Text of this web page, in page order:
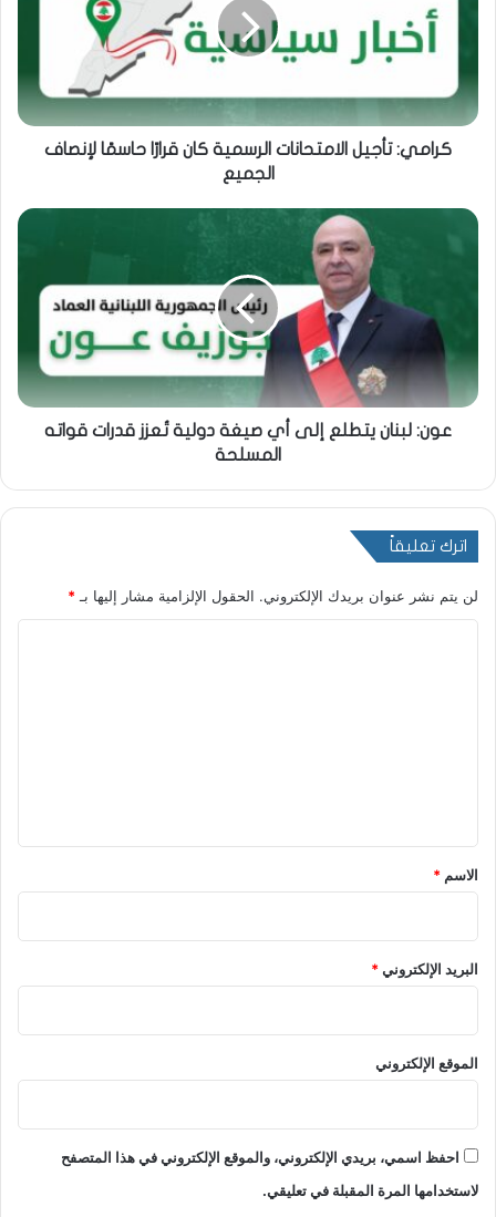
كرامي: تأجيل الامتحانات الرسمية كان قرارًا حاسمًا لإنصاف
الجميع
عون: لبنان يتطلع إلى أي صيغة دولية تُعزز قدرات قواته
المسلحة
اترك تعليقاً
لن يتم نشر عنوان بريدك الإلكتروني. الحقول الإلزامية مشار إليها بـ *
*
الاسم *
البريد الإلكتروني*
الموقع الإلكتروني
احفظ اسمي، بريدي الإلكتروني، والموقع الإلكتروني في هذا المتصفح
لاستخدامها المرة المقبلة في تعليقي.